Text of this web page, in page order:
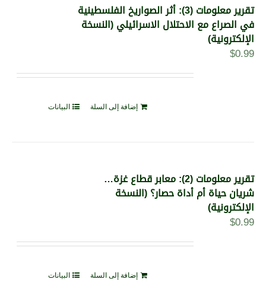
تقرير معلومات (3): أثر الصواريخ الفلسطينية
في الصراع مع الاحتلال الاسرائيلي (النسخة
الإلكترونية)
$0.99
إضافة إلى السلة البيانات
تقرير معلومات (2): معابر قطاع غزة…
شريان حياة أم أداة حصار؟ (النسخة
الإلكترونية)
$0.99
إضافة إلى السلة البيانات